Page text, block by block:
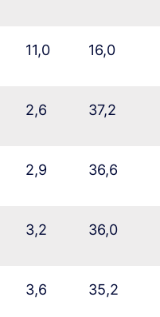
11,0 16,0
2,6 37,2
2,9 36,6
3,2 36,0
3,6 35,2